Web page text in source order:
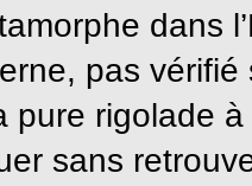
dans
pas
pure rigolade
sans